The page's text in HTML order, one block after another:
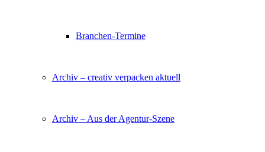
Branchen-Termine
Archiv – creativ verpacken aktuell
Archiv – Aus der Agentur-Szene